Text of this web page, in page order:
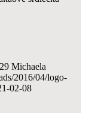
Michaela
2016/04/logo-
02-08